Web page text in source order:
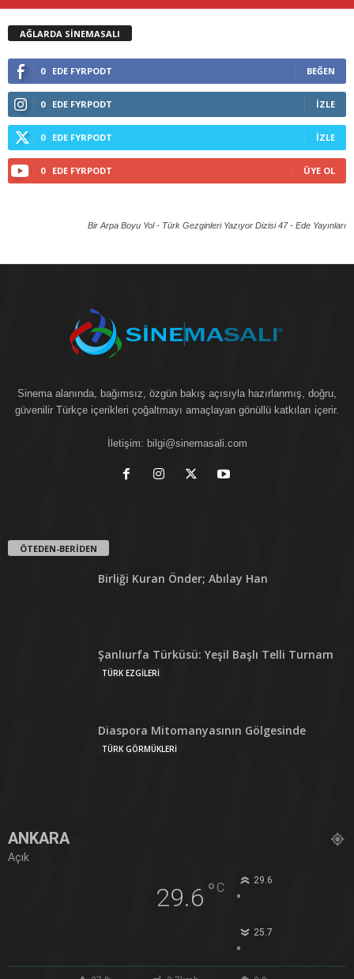
AĞLARDA SİNEMASALI
0 EDE FYRPODT BEĞEN
0 EDE FYRPODT İZLE
0 EDE FYRPODT İZLE
0 EDE FYRPODT ÜYE OL
Bir Arpa Boyu Yol - Türk Gezginleri Yazıyor Dizisi 47 - Ede Yayınları
Sinema alanında, bağımsız, özgün bakış açısıyla hazırlanmış, doğru,
güvenilir Türkçe içerikleri çoğaltmayı amaçlayan gönüllü katkıları içerir.
İletişim: bilgi@sinemasali.com
ÖTEDEN-BERİDEN
Birliği Kuran Önder; Abılay Han
Şanlıurfa Türküsü: Yeşil Başlı Telli Turnam
TÜRK EZGİLERİ
Diaspora Mitomanyasının Gölgesinde
TÜRK GÖRMÜKLERİ
ANKARA
Açık
29.6 °C 29.6
°
25.7
°